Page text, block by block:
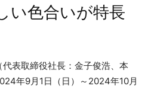
い色合いが特長
表取締役社長：金子俊浩、本
年9月1日（日）～2024年10月